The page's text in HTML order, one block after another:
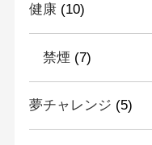
健康(10)
禁煙 (7)
夢チャレンジ (5)